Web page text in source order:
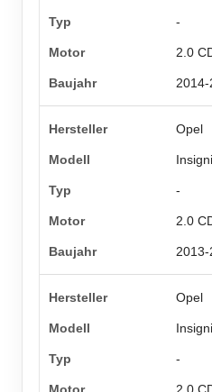
-
2.0
2014-
Opel
-
2.0
2013-
Opel
-